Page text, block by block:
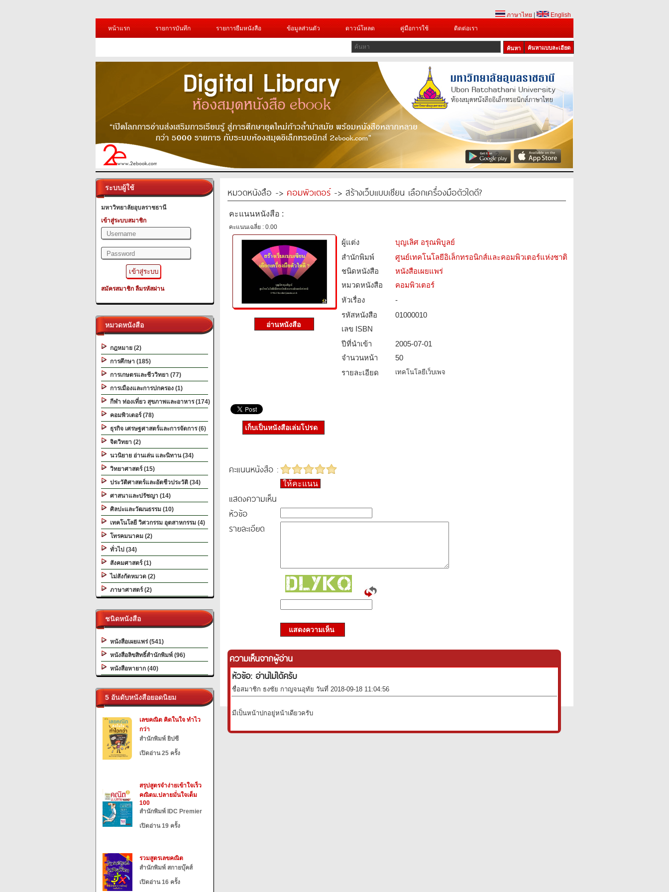
ภาษาไทย
English
หน้าแรก
รายการบันทึก รายการยืมหนังสือ ข้อมูลส่วนตัว ดาวน์โหลด คู่มือการใช้ ติดต่อเรา
ค้นหาแบบละเอียด
1 2
ระบบผู้ใช้
มหาวิทยาลัยอุบลราชธานี
เข้าสู่ระบบสมาชิก
สมัครสมาชิก ลืมรหัสผ่าน
หมวดหนังสือ
กฎหมาย (2)
การศึกษา (185)
การเกษตรและชีววิทยา (77)
การเมืองและการปกครอง (1)
กีฬา ท่องเที่ยว สุขภาพและอาหาร (174)
คอมพิวเตอร์ (78)
ธุรกิจ เศรษฐศาสตร์และการจัดการ (6)
จิตวิทยา (2)
นวนิยาย อ่านเล่น และนิทาน (34)
วิทยาศาสตร์ (15)
ประวัติศาสตร์และอัตชีวประวัติ (34)
ศาสนาและปรัชญา (14)
ศิลปะและวัฒนธรรม (10)
เทคโนโลยี วิศวกรรม อุตสาหกรรม (4)
โทรคมนาคม (2)
ทั่วไป (34)
สังคมศาสตร์ (1)
ไม่สังกัดหมวด (2)
ภาษาศาสตร์ (2)
ชนิดหนังสือ
หนังสือเผยแพร่ (541)
หนังสือลิขสิทธิ์สำนักพิมพ์ (96)
หนังสือหายาก (40)
5 อันดับหนังสือยอดนิยม
เลขคณิต คิดในใจ ทำไว
กว่า
สำนักพิมพ์ ยิปซี
เปิดอ่าน 25 ครั้ง
สรุปสูตรจำง่ายเข้าใจเร็ว
คณิตม.ปลายมั่นใจเต็ม
100
สำนักพิมพ์ IDC Premier
เปิดอ่าน 19 ครั้ง
รวมสูตรเลขคณิต
สำนักพิมพ์ สกายบุ๊คส์
เปิดอ่าน 16 ครั้ง
หมวดหนังสือ -> คอมพิวเตอร์-> สร้างเว็บแบบเซียน เลือกเครื่องมือตัวใดดี?
คะแนนหนังสือ :
คะแนนเฉลี่ย : 0.00
ผู้แต่ง
บุญเลิศ อรุณพิบูลย์
สำนักพิมพ์
ศูนย์เทคโนโลยีอิเล็กทรอนิกส์และคอมพิวเตอร์แห่งชาติ
ชนิดหนังสือ­
หนังสือเผยแพร่
หมวดหนังสือ­
คอมพิวเตอร์
หัวเรื่อง
-
รหัสหนังสือ­
01000010
เลข ISBN
ปีที่นำเข้า
2005-07-01
จำนวนหน้า
50
รายละเอียด
เทคโนโลยีเว็บเพจ
เก็บเป็นหนังสือเล่มโปรด
คะแนนหนังสือ :
ให้คะแนน
แสดงความเห็น
หัวข้อ
รายละเอียด
แสดงความเห็น
ความเห็นจากผู้อ่าน
หัวข้อ: อ่านไม่ได้ครับ
ชื่อสมาชิก ธงชัย กาญจนอุทัย วันที่ 2018-09-18 11:04:56
มีเป็นหน้าปกอยู่หน้าเดียวครับ